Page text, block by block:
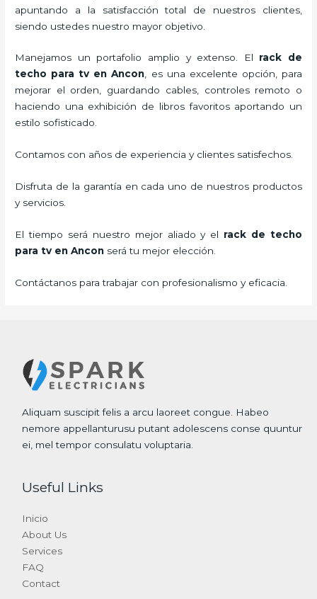
apuntando a la satisfacción total de nuestros clientes,
siendo ustedes nuestro mayor objetivo.
Manejamos un portafolio amplio y extenso. El rack de
techo para tv en Ancon, es una excelente opción, para
mejorar el orden, guardando cables, controles remoto o
haciendo una exhibición de libros favoritos aportando un
estilo sofisticado.
Contamos con años de experiencia y clientes satisfechos.
Disfruta de la garantía en cada uno de nuestros productos
y servicios.
El tiempo será nuestro mejor aliado y el rack de techo
para tv en Ancon será tu mejor elección.
Contáctanos para trabajar con profesionalismo y eficacia.
Aliquam suscipit felis a arcu laoreet congue. Habeo
nemore appellanturusu putant adolescens conse quuntur
ei, mel tempor consulatu voluptaria.
Useful Links
Inicio
About Us
Services
FAQ
Contact